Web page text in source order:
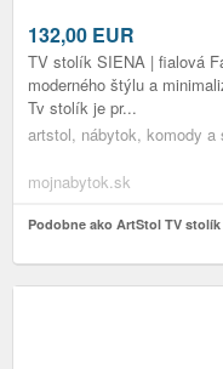
132,00 EUR
TV stolík SIENA | fialová
moderného štýlu a
Tv stolík je pr...
artstol, nábytok, komody
mojnabytok.sk
Podobne ako ArtStol TV stolík